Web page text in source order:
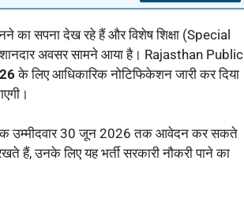
का सपना देख रहे हैं और विशेष शिक्षा (Special
अवसर सामने आया है। Rajasthan Public
के लिए आधिकारिक नोटिफिकेशन जारी कर दिया
उम्मीदवार 30 जून 2026 तक आवेदन कर सकते
हैं, उनके लिए यह भर्ती सरकारी नौकरी पाने का